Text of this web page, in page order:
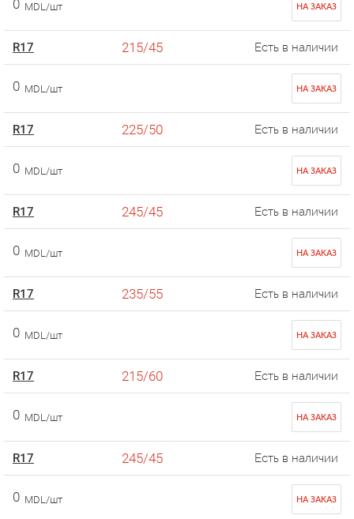
0 MDL/шт НА ЗАКАЗ
R17 215/45 Есть в наличии
0 MDL/шт НА ЗАКАЗ
R17 225/50 Есть в наличии
0 MDL/шт НА ЗАКАЗ
R17 245/45 Есть в наличии
0 MDL/шт НА ЗАКАЗ
R17 235/55 Есть в наличии
0 MDL/шт НА ЗАКАЗ
R17 215/60 Есть в наличии
0 MDL/шт НА ЗАКАЗ
R17 245/45 Есть в наличии
0 MDL/шт НА ЗАКАЗ